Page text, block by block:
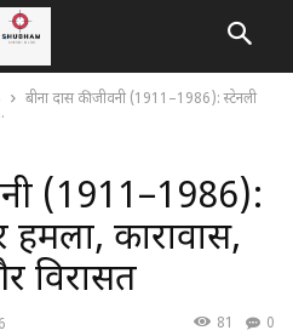
बीना दास की जीवनी (1911–1986): स्टेनली
(1911–1986):
कारावास,
विरासत
0
81